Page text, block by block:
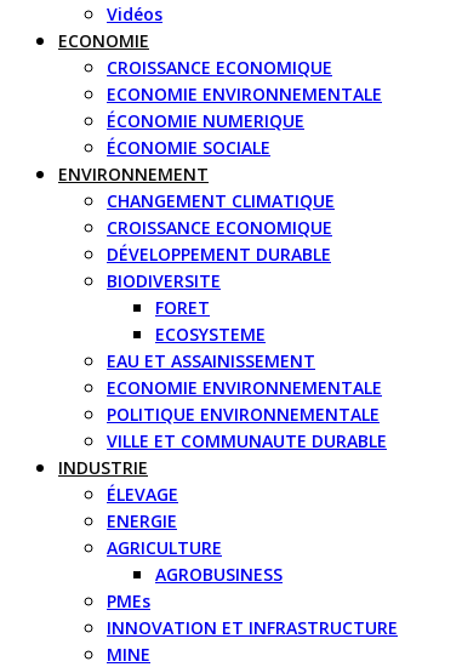
Vidéos
ECONOMIE
CROISSANCE ECONOMIQUE
ECONOMIE ENVIRONNEMENTALE
ÉCONOMIE NUMERIQUE
ÉCONOMIE SOCIALE
ENVIRONNEMENT
CHANGEMENT CLIMATIQUE
CROISSANCE ECONOMIQUE
DÉVELOPPEMENT DURABLE
BIODIVERSITE
FORET
ECOSYSTEME
EAU ET ASSAINISSEMENT
ECONOMIE ENVIRONNEMENTALE
POLITIQUE ENVIRONNEMENTALE
VILLE ET COMMUNAUTE DURABLE
INDUSTRIE
ÉLEVAGE
ENERGIE
AGRICULTURE
AGROBUSINESS
PMEs
INNOVATION ET INFRASTRUCTURE
MINE